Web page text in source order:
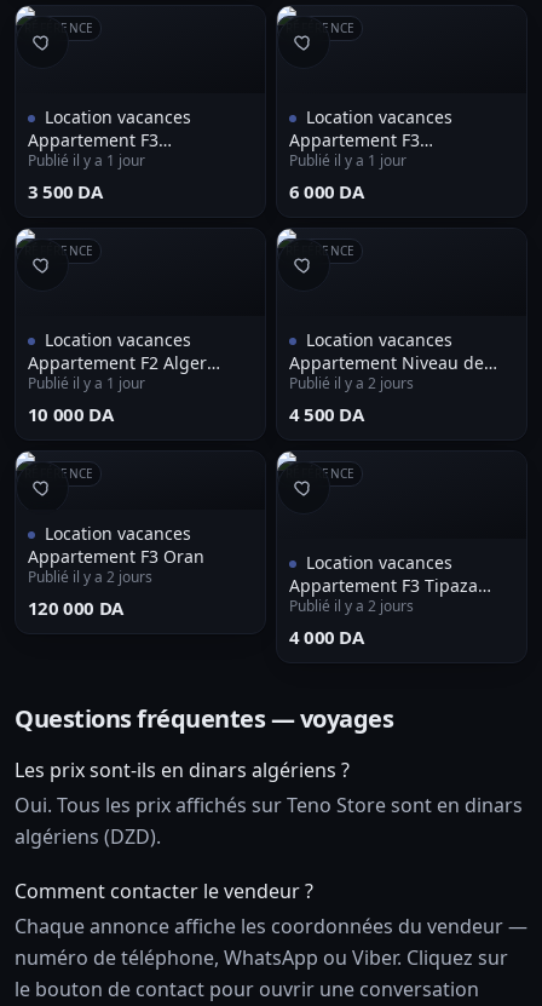
RÉFÉRENCE
Location vacances
Appartement F3
Mostaganem
Publié il y a 1 jour
⁦3 500 DA⁩
RÉFÉRENCE
Location vacances
Appartement F3
Mostaganem
Publié il y a 1 jour
⁦6 000 DA⁩
RÉFÉRENCE
Location vacances
Appartement F2 Alger
Bordj el kiffan
Publié il y a 1 jour
⁦10 000 DA⁩
RÉFÉRENCE
Location vacances
Appartement Niveau de
villa F5 Jijel
Publié il y a 2 jours
⁦4 500 DA⁩
RÉFÉRENCE
Location vacances
Appartement F3 Oran
Publié il y a 2 jours
⁦120 000 DA⁩
RÉFÉRENCE
Location vacances
Appartement F3 Tipaza
Larhat
Publié il y a 2 jours
⁦4 000 DA⁩
Questions fréquentes — voyages
Les prix sont-ils en dinars algériens ?
Oui. Tous les prix affichés sur Teno Store sont en dinars
algériens (DZD).
Comment contacter le vendeur ?
Chaque annonce affiche les coordonnées du vendeur —
numéro de téléphone, WhatsApp ou Viber. Cliquez sur
le bouton de contact pour ouvrir une conversation